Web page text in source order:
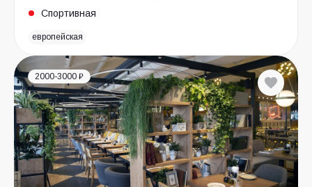
Спортивная
европейская
2000-3000 ₽